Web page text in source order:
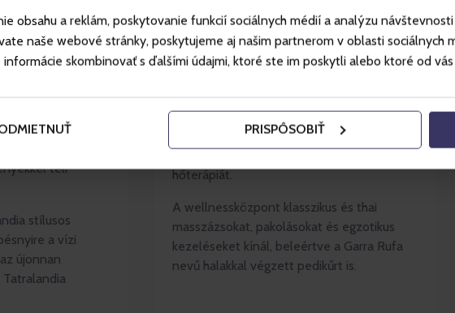
obsahu a reklám, poskytovanie funkcií sociálnych médií a analýzu
naše webové stránky, poskytujeme aj našim partnerom v oblasti sociálnych
skombinovať s ďalšími údajmi, ktoré ste im poskytli alebo ktoré od
PRISPÔSOBIŤ
ki a Tatralandiába
vagy a
az
teli
stílusos
a vízi
újonnan
Lazítson a Tatralandia Kelta
masszázsfürdőkkel, szaunákkal és
kezelésekkel elősegíti az Ön tökéletes
regenerálódását. Ötvözi a hidroterápiát,
hőterápiát.
A wellnessközpont klasszikus és thai
masszázsokat, pakolásokat és egzotikus
kezeléseket kínál, beleértve a Garra Rufa
nevű halakkal végzett pedikűrt is.